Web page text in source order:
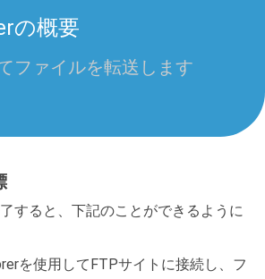
の概要
ファイルを転送します
すると、下記のことができるように
を使用してFTPサイトに接続し、フ